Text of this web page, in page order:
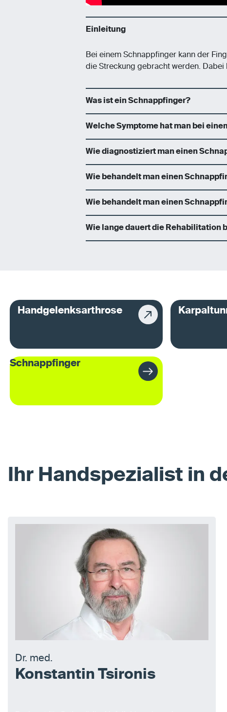
Einleitung
Bei einem Schnappfinger kann der
die Streckung gebracht werden.
Was ist ein Schnappfinger?
Welche Symptome hat man bei
Wie diagnostiziert man einen
Wie behandelt man einen
Wie behandelt man einen
Wie lange dauert die Rehabilitation
Handgelenksarthrose
Schnappfinger
Ihr Handspezialist in
Dr. med.
Konstantin Tsironis